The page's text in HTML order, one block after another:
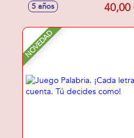
5 años 40,00
NOVEDAD